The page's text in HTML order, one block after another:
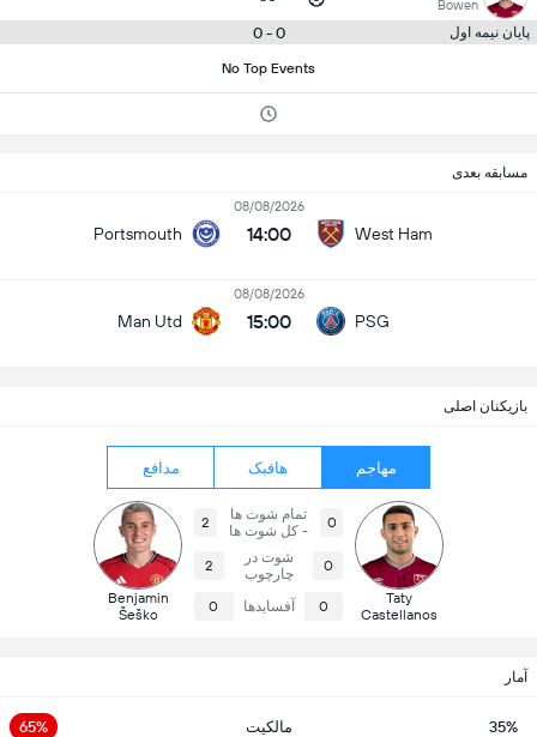
Bowen
پایان نیمه اول 0 - 0
No Top Events
مسابقه بعدی
West Ham
08/08/2026
14:00
Portsmouth
PSG
08/08/2026
15:00
Man Utd
بازیکنان اصلی
مهاجم هافبک مدافع
Taty
Castellanos
0
تمام شوت ها
- کل شوت ها
2
0
شوت در
چارچوب
2
0 آفسایدها 0
Benjamin
Šeško
آمار
35% مالکیت 65%